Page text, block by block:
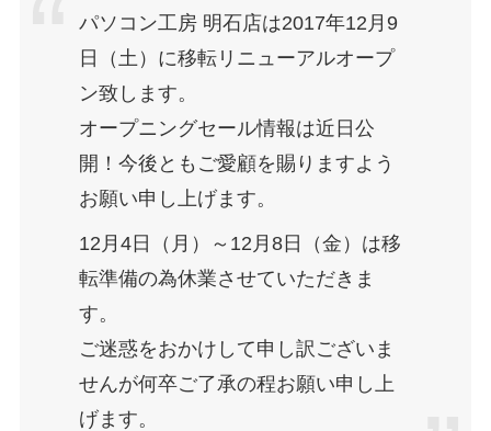
パソコン工房 明石店は2017年12月9
日（土）に移転リニューアルオープ
ン致します。
オープニングセール情報は近日公
開！今後ともご愛顧を賜りますよう
お願い申し上げます。
12月4日（月）～12月8日（金）は移
転準備の為休業させていただきま
す。
ご迷惑をおかけして申し訳ございま
せんが何卒ご了承の程お願い申し上
げます。